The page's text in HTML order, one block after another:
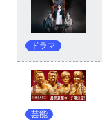
ドラマ
芸能